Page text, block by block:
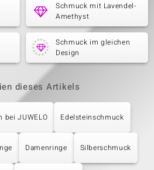
Schmuck mit Lavendel-
Amethyst
Schmuck im gleichen
Design
dieses Artikels
bei JUWELO Edelsteinschmuck
Damenringe Silberschmuck